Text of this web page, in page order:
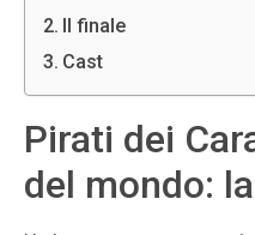
Il finale
Cast
Pirati dei
del mondo: